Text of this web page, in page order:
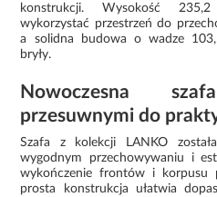
konstrukcji. Wysokość
wykorzystać przestrzeń do
a solidna budowa o wadze
bryły.
Nowoczesna
przesuwnymi do
Szafa z kolekcji LANKO
wygodnym przechowywaniu i
wykończenie frontów i korpusu
prosta konstrukcja ułatwia